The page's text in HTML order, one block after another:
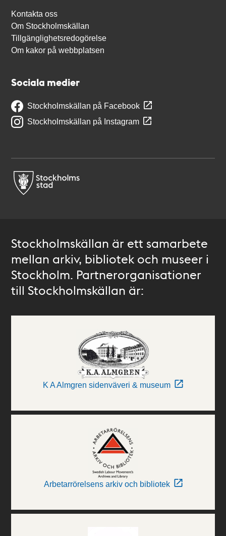
Kontakta oss
Om Stockholmskällan
Tillgänglighetsredogörelse
Om kakor på webbplatsen
Sociala medier
Stockholmskällan på Facebook
Stockholmskällan på Instagram
Stockholmskällan är ett samarbete
mellan arkiv, bibliotek och museer i
Stockholm. Partnerorganisationer
till Stockholmskällan är:
K A Almgren sidenväveri & museum
Arbetarrörelsens arkiv och bibliotek